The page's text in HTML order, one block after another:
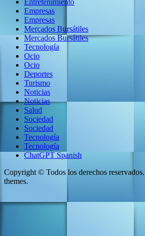
Entretenimiento
Empresas
Empresas
Mercados Bursátiles
Mercados Bursátiles
Tecnología
Ocio
Ocio
Deportes
Turismo
Noticias
Noticias
Salud
Sociedad
Sociedad
Tecnología
Tecnología
ChatGPT Spanish
Copyright © Todos los derechos reservados.
themes.